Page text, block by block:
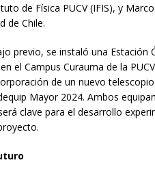
de Física PUCV (IFIS), y
de Chile.
previo, se instaló una Estación
el Campus Curauma de la
de un nuevo
Mayor 2024. Ambos
clave para el desarrollo